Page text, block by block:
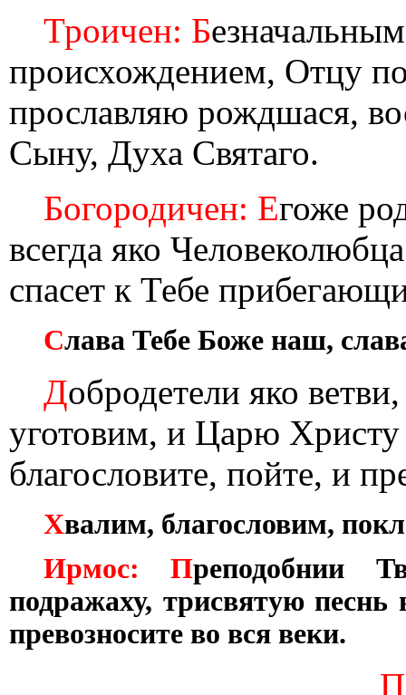
Троичен: Б
происхождением, Отцу
прославляю рождшася,
Сыну, Духа Святаго.
Богородичен: Егоже
всегда яко
спасет к Тебе
Слава Тебе Боже наш,
Добродетели яко
уготовим, и Царю
благословите, пойте, и
Хвалим, благословим,
Ирмос: Преподобнии
подражаху, трисвятую песнь
превозносите во вся веки.